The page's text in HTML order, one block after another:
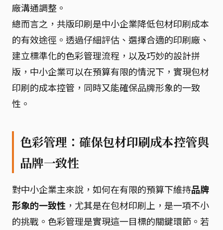
廠溝通調整。
總而言之，共版印刷是中小企業降低包材印刷成本
的有效途徑。透過仔細評估、選擇合適的印刷廠、
建立標準化的色彩管理流程，以及巧妙的設計拼
版，中小企業可以在預算有限的情況下，實現包材
印刷的成本控管，同時又能確保品牌形象的一致
性。
色彩管理：確保包材印刷成本控管與
品牌一致性
對中小企業主來說，如何在有限的預算下維持品牌
形象的一致性 ，尤其是在包材印刷上，是一項不小
的挑戰。色彩管理是實現這一目標的關鍵環節。若